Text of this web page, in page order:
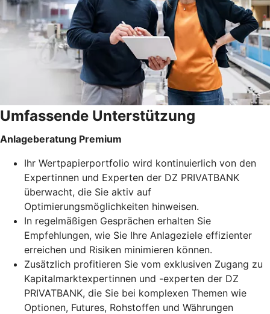
Umfassende Unterstützung
Anlageberatung Premium
Ihr Wertpapierportfolio wird kontinuierlich von den
Expertinnen und Experten der DZ PRIVATBANK
überwacht, die Sie aktiv auf
Optimierungsmöglichkeiten hinweisen.
In regelmäßigen Gesprächen erhalten Sie
Empfehlungen, wie Sie Ihre Anlageziele effizienter
erreichen und Risiken minimieren können.
Zusätzlich profitieren Sie vom exklusiven Zugang zu
Kapitalmarktexpertinnen und -experten der DZ
PRIVATBANK, die Sie bei komplexen Themen wie
Optionen, Futures, Rohstoffen und Währungen